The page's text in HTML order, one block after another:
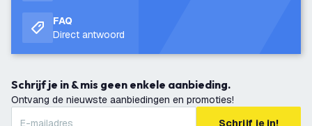
FAQ
Direct antwoord
Schrijf je in & mis geen enkele aanbieding.
Ontvang de nieuwste aanbiedingen en promoties!
Schrijf je in!